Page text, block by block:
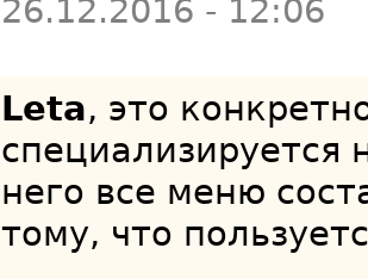
26.12.2016 - 12:06
Leta, это
специализируется
него все меню
тому, что